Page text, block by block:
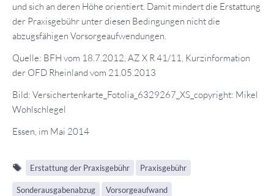
und sich an deren Höhe orientiert. Damit mindert die Erstattung
der Praxisgebühr unter diesen Bedingungen nicht die
abzugsfähigen Vorsorgeaufwendungen.
Quelle: BFH vom 18.7.2012, AZ X R 41/11, Kurzinformation
der OFD Rheinland vom 21.05.2013
Bild: Versichertenkarte_Fotolia_6329267_XS_copyright: Mikel
Wohlschlegel
Essen, im Mai 2014
Erstattung der Praxisgebühr Praxisgebühr
Sonderausgabenabzug Vorsorgeaufwand